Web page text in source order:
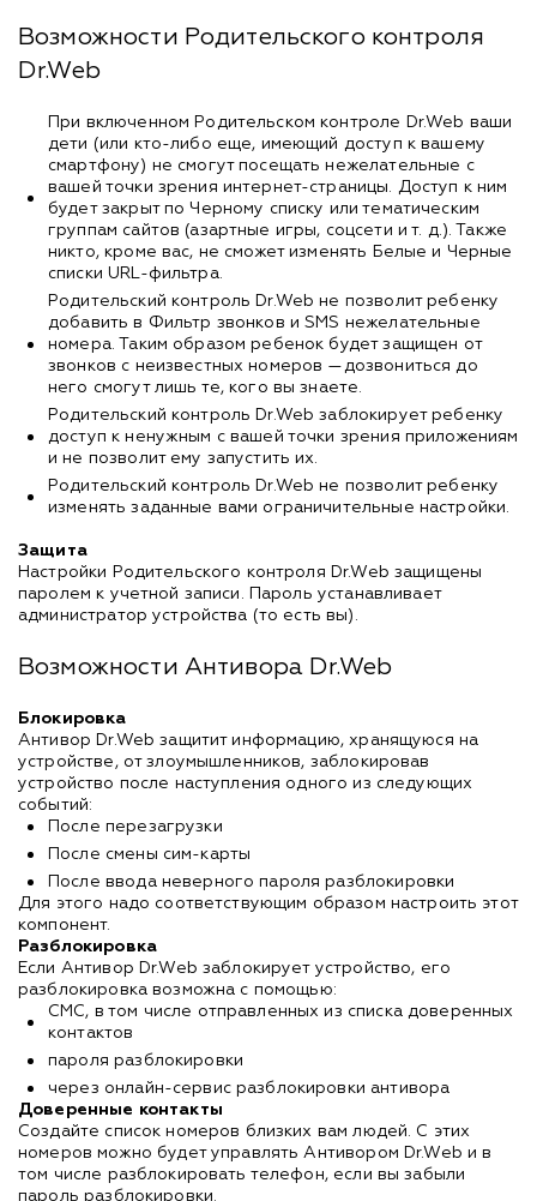
Возможности Родительского контроля
Dr.Web
При включенном Родительском контроле Dr.Web ваши
дети (или кто-либо еще, имеющий доступ к вашему
смартфону) не смогут посещать нежелательные с
вашей точки зрения интернет-страницы. Доступ к ним
будет закрыт по Черному списку или тематическим
группам сайтов (азартные игры, соцсети и т. д.). Также
никто, кроме вас, не сможет изменять Белые и Черные
списки URL-фильтра.
Родительский контроль Dr.Web не позволит ребенку
добавить в Фильтр звонков и SMS нежелательные
номера. Таким образом ребенок будет защищен от
звонков с неизвестных номеров —дозвониться до
него смогут лишь те, кого вы знаете.
Родительский контроль Dr.Web заблокирует ребенку
доступ к ненужным с вашей точки зрения приложениям
и не позволит ему запустить их.
Родительский контроль Dr.Web не позволит ребенку
изменять заданные вами ограничительные настройки.
Защита
Настройки Родительского контроля Dr.Web защищены
паролем к учетной записи. Пароль устанавливает
администратор устройства (то есть вы).
Возможности Антивора Dr.Web
Блокировка
Антивор Dr.Web защитит информацию, хранящуюся на
устройстве, от злоумышленников, заблокировав
устройство после наступления одного из следующих
событий:
После перезагрузки
После смены сим-карты
После ввода неверного пароля разблокировки
Для этого надо соответствующим образом настроить этот
компонент.
Разблокировка
Если Антивор Dr.Web заблокирует устройство, его
разблокировка возможна с помощью:
СМС, в том числе отправленных из списка доверенных
контактов
пароля разблокировки
через онлайн-сервис разблокировки антивора
Доверенные контакты
Создайте список номеров близких вам людей. С этих
номеров можно будет управлять Антивором Dr.Web и в
том числе разблокировать телефон, если вы забыли
пароль разблокировки.